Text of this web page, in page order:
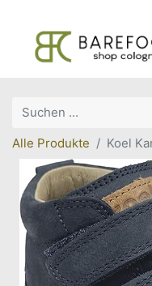
Alle Produkte Koel